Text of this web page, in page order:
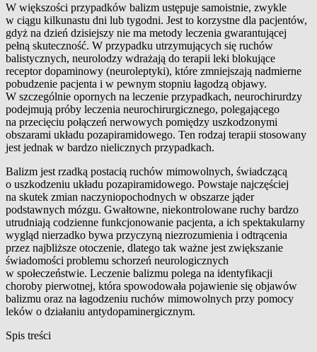
W większości przypadków balizm ustępuje samoistnie, zwykle
w ciągu kilkunastu dni lub tygodni. Jest to korzystne dla pacjentów,
gdyż na dzień dzisiejszy nie ma metody leczenia gwarantującej
pełną skuteczność. W przypadku utrzymujących się ruchów
balistycznych, neurolodzy wdrażają do terapii leki blokujące
receptor dopaminowy (neuroleptyki), które zmniejszają nadmierne
pobudzenie pacjenta i w pewnym stopniu łagodzą objawy.
W szczególnie opornych na leczenie przypadkach, neurochirurdzy
podejmują próby leczenia neurochirurgicznego, polegającego
na przecięciu połączeń nerwowych pomiędzy uszkodzonymi
obszarami układu pozapiramidowego. Ten rodzaj terapii stosowany
jest jednak w bardzo nielicznych przypadkach.
Balizm jest rzadką postacią ruchów mimowolnych, świadczącą
o uszkodzeniu układu pozapiramidowego. Powstaje najczęściej
na skutek zmian naczyniopochodnych w obszarze jąder
podstawnych mózgu. Gwałtowne, niekontrolowane ruchy bardzo
utrudniają codzienne funkcjonowanie pacjenta, a ich spektakularny
wygląd nierzadko bywa przyczyną niezrozumienia i odtrącenia
przez najbliższe otoczenie, dlatego tak ważne jest zwiększanie
świadomości problemu schorzeń neurologicznych
w społeczeństwie. Leczenie balizmu polega na identyfikacji
choroby pierwotnej, która spowodowała pojawienie się objawów
balizmu oraz na łagodzeniu ruchów mimowolnych przy pomocy
leków o działaniu antydopaminergicznym.
Spis treści